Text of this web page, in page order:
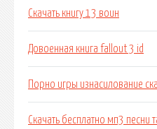
Скачать книгу 13 воин
Довоенная книга fallout 3 id
Порно игры изнасилование
Скачать бесплатно мп3 песни